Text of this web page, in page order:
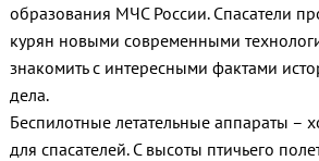
образования МЧС России. Спасатели
курян новыми современными
знакомить с интересными фактами
дела.
Беспилотные летательные аппараты –
для спасателей. С высоты птичьего